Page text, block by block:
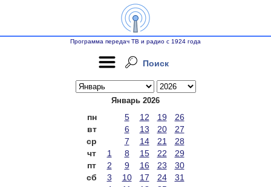
Программа передач ТВ и радио с 1924 года
Поиск
Январь 2026
пн 5 12 19
26
вт
6 13 20
27
ср
7 14 21
28
чт
1 8 15 22
29
пт
2 9 16 23
30
сб
3 10 17 24
31